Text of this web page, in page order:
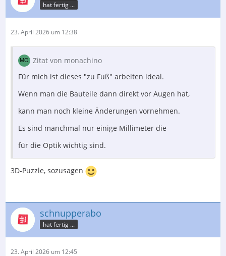
hat fertig ...
23. April 2026 um 12:38
Zitat von monachino
Für mich ist dieses "zu Fuß" arbeiten ideal.
Wenn man die Bauteile dann direkt vor Augen hat,
kann man noch kleine Änderungen vornehmen.
Es sind manchmal nur einige Millimeter die
für die Optik wichtig sind.
3D-Puzzle, sozusagen
schnupperabo
hat fertig ...
23. April 2026 um 12:45